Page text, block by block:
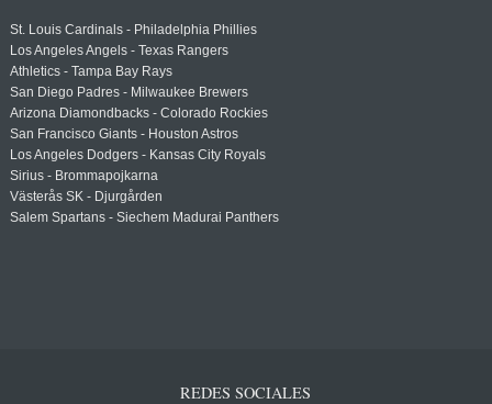
St. Louis Cardinals - Philadelphia Phillies
Los Angeles Angels - Texas Rangers
Athletics - Tampa Bay Rays
San Diego Padres - Milwaukee Brewers
Arizona Diamondbacks - Colorado Rockies
San Francisco Giants - Houston Astros
Los Angeles Dodgers - Kansas City Royals
Sirius - Brommapojkarna
Västerås SK - Djurgården
Salem Spartans - Siechem Madurai Panthers
REDES SOCIALES